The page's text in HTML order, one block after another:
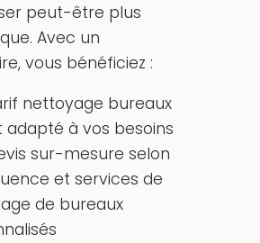
peut-être plus
Avec un
vous bénéficiez :
nettoyage bureaux
adapté à vos besoins
sur-mesure selon
et services de
de bureaux